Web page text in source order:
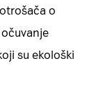
o
su ekološki